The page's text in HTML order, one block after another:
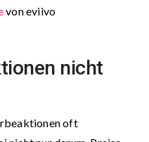
von eviivo
nicht
oft